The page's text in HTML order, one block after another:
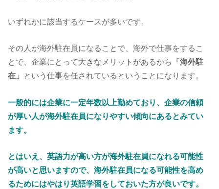
いずれかに該当するケースが多いです。
その人が海外駐在員になることで、海外で仕事をするこ
とで、企業にとって大きなメリットがあるから
「海外駐
在」
という仕事を任されているということになります。
一般的には企業に一定年数以上勤めており、企業の信頼
が厚い人が海外駐在員になりやすい傾向にあるとみてい
ます。
とはいえ、英語力が高い方が海外駐在員になれる可能性
が高いと思いますので、海外駐在員になる可能性を高め
るためにはやはり英語学習をしておいた方が良いです。